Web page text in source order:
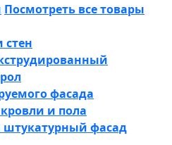
Посмотреть все товары
фасада
и пола
штукатурный фасад